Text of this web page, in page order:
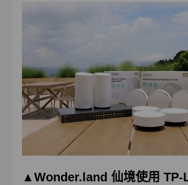
▲ Wonder.land 仙境使用 TP-